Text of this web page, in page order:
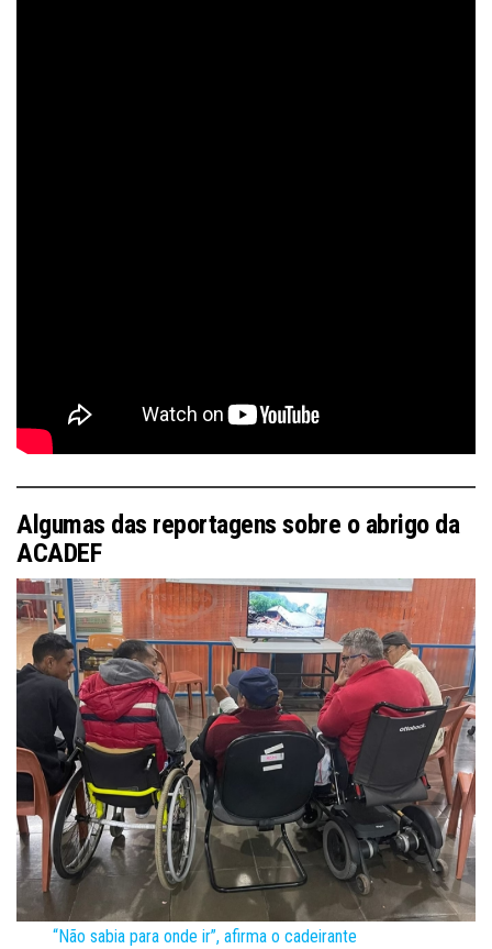
Algumas das reportagens sobre o abrigo da
ACADEF
“Não sabia para onde ir”, afirma o cadeirante